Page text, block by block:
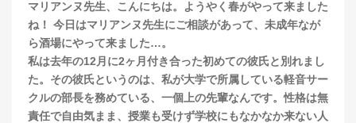
マリアンヌ先生、こんにちは。ようやく春がやって来ました
ね！ 今日はマリアンヌ先生にご相談があって、未成年なが
ら酒場にやって来ました…。
私は去年の12月に2ヶ月付き合った初めての彼氏と別れまし
た。その彼氏というのは、私が大学で所属している軽音サー
クルの部長を務めている、一個上の先輩なんです。性格は無
責任で自由気まま、授業も受けず学校にもなかなか来ない人